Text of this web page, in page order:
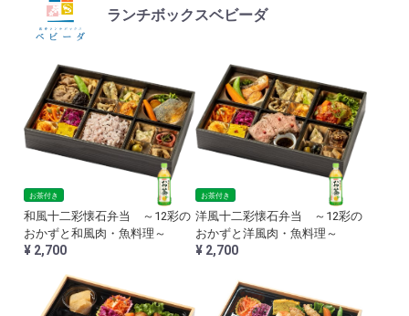
ランチボックスベビーダ
お茶付き
洋風十二彩懐石弁当 ～12彩の
おかずと洋風肉・魚料理～
¥ 2,700
お茶付き
和風十二彩懐石弁当 ～12彩の
おかずと和風肉・魚料理～
¥ 2,700